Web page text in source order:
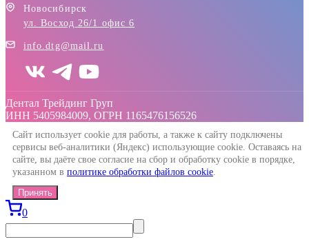
Новосибирск
ул. Восход 26/1 офис 6
info.dtg@mail.ru
Дентал Трейдинг Груп
ИНН 5405984009, ОГРН 1165476156526
Сайт использует cookie для работы, а также к сайту подключены
сервисы веб-аналитики (Яндекс) использующие cookie. Оставаясь на
сайте, вы даёте свое согласие на сбор и обработку cookie в порядке,
указанном в политике обработки файлов cookie.
Принять
0